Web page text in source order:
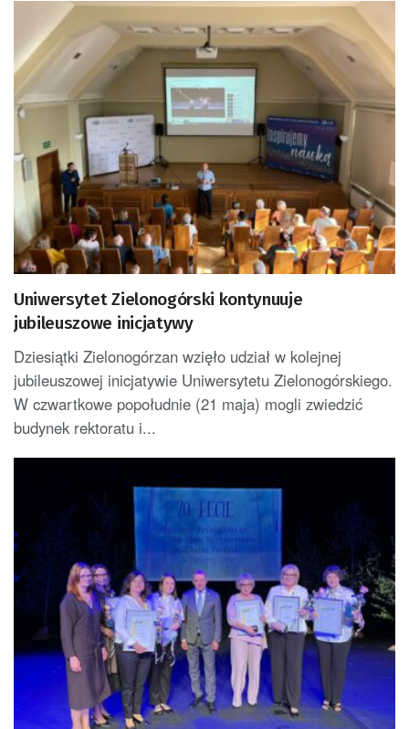
Uniwersytet Zielonogórski kontynuuje
jubileuszowe inicjatywy
Dziesiątki Zielonogórzan wzięło udział w kolejnej
jubileuszowej inicjatywie Uniwersytetu Zielonogórskiego.
W czwartkowe popołudnie (21 maja) mogli zwiedzić
budynek rektoratu i...